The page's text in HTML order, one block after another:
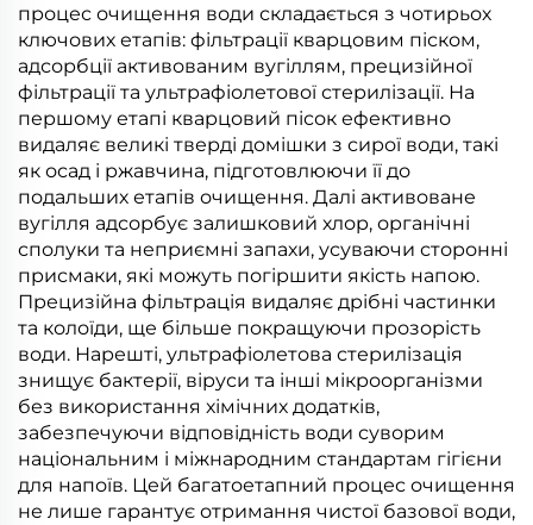
процес очищення води складається з чотирьох
ключових етапів: фільтрації кварцовим піском,
адсорбції активованим вугіллям, прецизійної
фільтрації та ультрафіолетової стерилізації. На
першому етапі кварцовий пісок ефективно
видаляє великі тверді домішки з сирої води, такі
як осад і ржавчина, підготовлюючи її до
подальших етапів очищення. Далі активоване
вугілля адсорбує залишковий хлор, органічні
сполуки та неприємні запахи, усуваючи сторонні
присмаки, які можуть погіршити якість напою.
Прецизійна фільтрація видаляє дрібні частинки
та колоїди, ще більше покращуючи прозорість
води. Нарешті, ультрафіолетова стерилізація
знищує бактерії, віруси та інші мікроорганізми
без використання хімічних додатків,
забезпечуючи відповідність води суворим
національним і міжнародним стандартам гігієни
для напоїв. Цей багатоетапний процес очищення
не лише гарантує отримання чистої базової води,